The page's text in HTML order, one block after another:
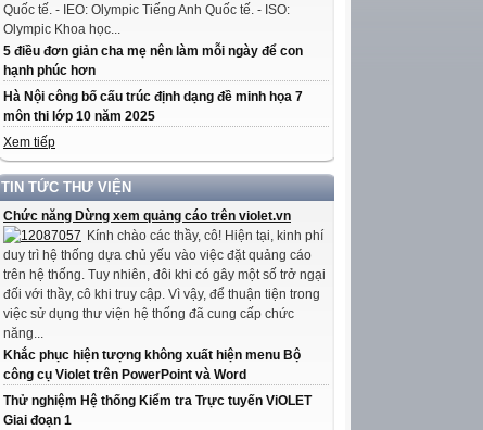
Quốc tế. - IEO: Olympic Tiếng Anh Quốc tế. - ISO:
Olympic Khoa học...
5 điều đơn giản cha mẹ nên làm mỗi ngày để con
hạnh phúc hơn
Hà Nội công bố cấu trúc định dạng đề minh họa 7
môn thi lớp 10 năm 2025
Xem tiếp
TIN TỨC THƯ VIỆN
Chức năng Dừng xem quảng cáo trên violet.vn
Kính chào các thầy, cô! Hiện tại, kinh phí
duy trì hệ thống dựa chủ yếu vào việc đặt quảng cáo
trên hệ thống. Tuy nhiên, đôi khi có gây một số trở ngại
đối với thầy, cô khi truy cập. Vì vậy, để thuận tiện trong
việc sử dụng thư viện hệ thống đã cung cấp chức
năng...
Khắc phục hiện tượng không xuất hiện menu Bộ
công cụ Violet trên PowerPoint và Word
Thử nghiệm Hệ thống Kiểm tra Trực tuyến ViOLET
Giai đoạn 1